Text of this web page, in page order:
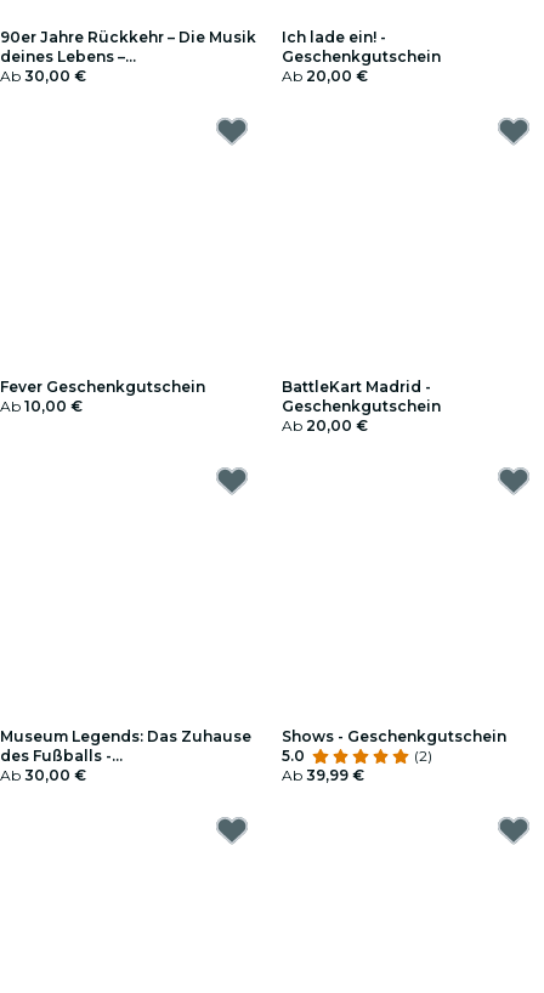
90er Jahre Rückkehr – Die Musik
deines Lebens –
Geschenkgutschein
Ab 30,00 €
Ich lade ein! -
Geschenkgutschein
Ab 20,00 €
Fever Geschenkgutschein
Ab 10,00 €
BattleKart Madrid -
Geschenkgutschein
Ab 20,00 €
Museum Legends: Das Zuhause
des Fußballs -
Geschenkgutschein
Ab 30,00 €
Shows - Geschenkgutschein
5.0
(2)
Ab 39,99 €